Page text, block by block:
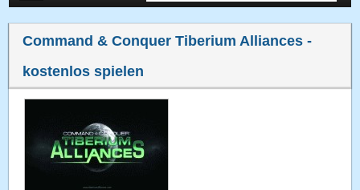
Command & Conquer Tiberium Alliances -
kostenlos spielen